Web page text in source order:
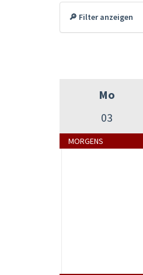
🔎 Filter anzeigen
Mo
03
MORGENS